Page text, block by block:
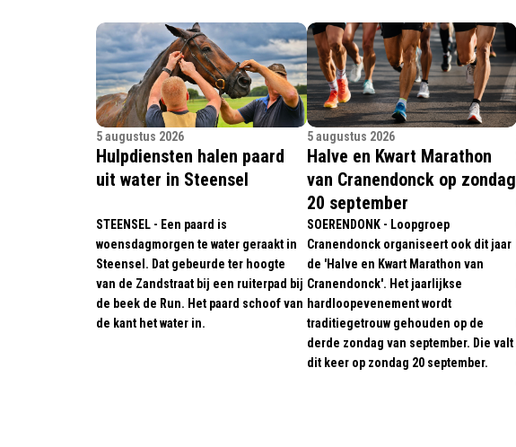
5 augustus 2026
Hulpdiensten halen paard
uit water in Steensel
STEENSEL - Een paard is
woensdagmorgen te water geraakt in
Steensel. Dat gebeurde ter hoogte
van de Zandstraat bij een ruiterpad bij
de beek de Run. Het paard schoof van
de kant het water in.
5 augustus 2026
Halve en Kwart Marathon
van Cranendonck op zondag
20 september
SOERENDONK - Loopgroep
Cranendonck organiseert ook dit jaar
de 'Halve en Kwart Marathon van
Cranendonck'. Het jaarlijkse
hardloopevenement wordt
traditiegetrouw gehouden op de
derde zondag van september. Die valt
dit keer op zondag 20 september.